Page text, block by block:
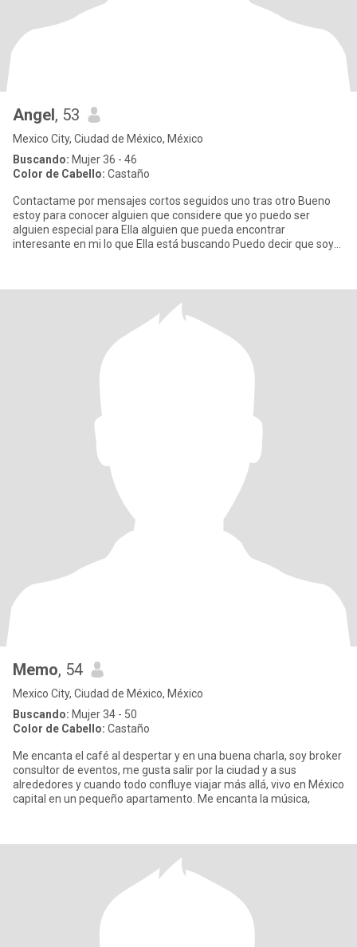
Angel, 53
Mexico City, Ciudad de México, México
Buscando: Mujer 36 - 46
Color de Cabello: Castaño
Contactame por mensajes cortos seguidos uno tras otro Bueno
estoy para conocer alguien que considere que yo puedo ser
alguien especial para Ella alguien que pueda encontrar
interesante en mi lo que Ella está buscando Puedo decir que soy
Memo, 54
Mexico City, Ciudad de México, México
Buscando: Mujer 34 - 50
Color de Cabello: Castaño
Me encanta el café al despertar y en una buena charla, soy broker
consultor de eventos, me gusta salir por la ciudad y a sus
alrededores y cuando todo confluye viajar más allá, vivo en México
capital en un pequeño apartamento. Me encanta la música,